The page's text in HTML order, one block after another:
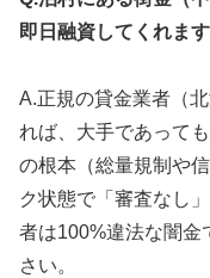
即日融資してくれま
A.正規の貸金業者（
れば、大手であって
の根本（総量規制や
ク状態で「審査なし
者は100%違法な闇金
さい。